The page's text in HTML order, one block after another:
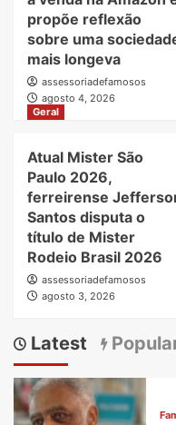
propõe reflexão
sobre uma
mais longeva
assessoriadefamosos
agosto 4, 2026
Geral
Atual Mister São
Paulo 2026,
ferreirense
Santos disputa o
título de Mister
Rodeio Brasil 2026
assessoriadefamosos
agosto 3, 2026
Latest